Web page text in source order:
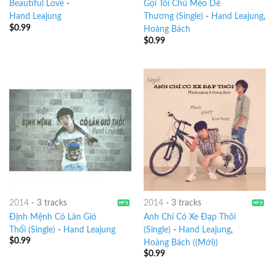
Beautiful Love-
Hand Leajung
$0.99
Gọi Tôi Chú Mèo Dễ
Thương (Single) - Hand Leajung,
Hoàng Bách
$0.99
2014- 3 tracks
Định Mệnh Có Làn Gió
Thổi (Single) - Hand Leajung
$0.99
2014- 3 tracks
Anh Chỉ Có Xe Đạp Thôi
(Single) - Hand Leajung,
Hoàng Bách ((Mới))
$0.99